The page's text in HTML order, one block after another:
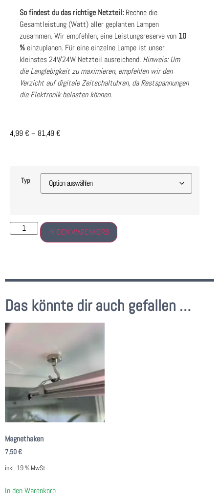
So findest du das richtige Netzteil: Rechne die
Gesamtleistung (Watt) aller geplanten Lampen
zusammen. Wir empfehlen, eine Leistungsreserve von 10
% einzuplanen. Für eine einzelne Lampe ist unser
kleinstes 24V/24W Netzteil ausreichend. Hinweis: Um
die Langlebigkeit zu maximieren, empfehlen wir den
Verzicht auf digitale Zeitschaltuhren, da Restspannungen
die Elektronik belasten können.
4,99€ – 81,49€
Typ
IN DEN WARENKORB
Das könnte dir auch gefallen …
Magnethaken
7,50€
inkl. 19 % MwSt.
In den Warenkorb